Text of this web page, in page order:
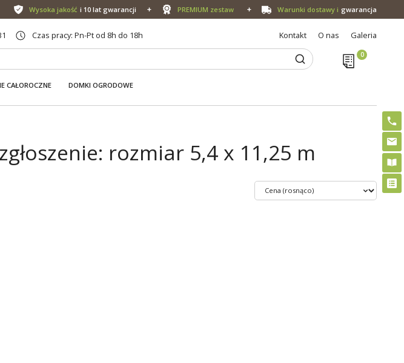
Wysoka jakość i 10 lat gwarancji PREMIUM zestaw Warunki dostawy i gwarancja
Czas pracy: Pn-Pt od 8h do 18h Kontakt O nas Galeria
CAŁOROCZNE DOMKI OGRODOWE
rozmiar 5,4 x 11,25 m